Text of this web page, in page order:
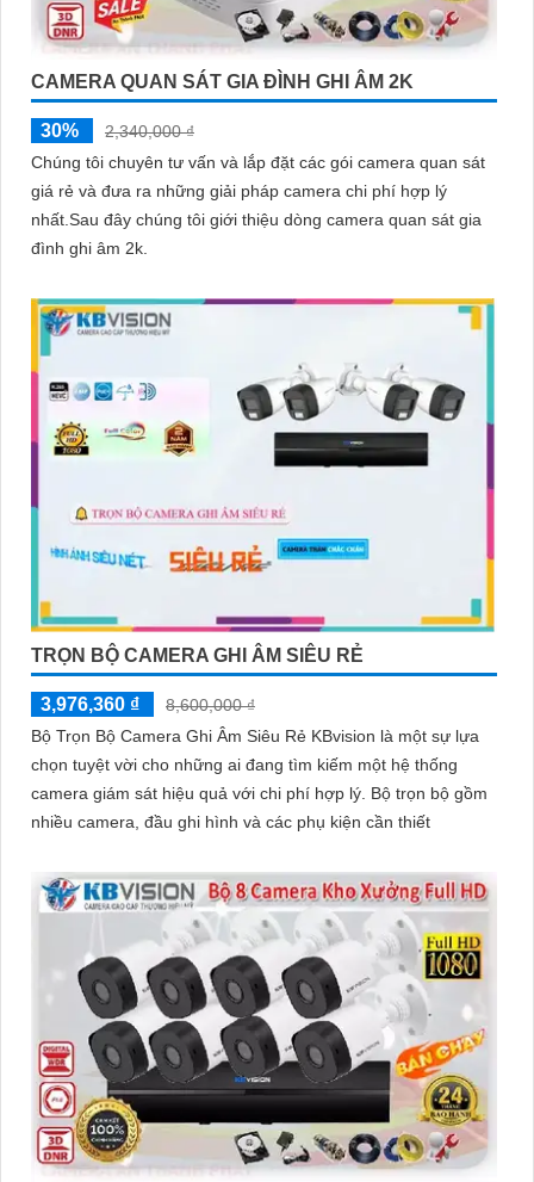
CAMERA QUAN SÁT GIA ĐÌNH GHI ÂM 2K
30%
2,340,000 ₫
Chúng tôi chuyên tư vấn và lắp đặt các gói camera quan sát
giá rẻ và đưa ra những giải pháp camera chi phí hợp lý
nhất.Sau đây chúng tôi giới thiệu dòng camera quan sát gia
đình ghi âm 2k.
TRỌN BỘ CAMERA GHI ÂM SIÊU RẺ
3,976,360 ₫
8,600,000 ₫
Bộ Trọn Bộ Camera Ghi Âm Siêu Rẻ KBvision là một sự lựa
chọn tuyệt vời cho những ai đang tìm kiếm một hệ thống
camera giám sát hiệu quả với chi phí hợp lý. Bộ trọn bộ gồm
nhiều camera, đầu ghi hình và các phụ kiện cần thiết